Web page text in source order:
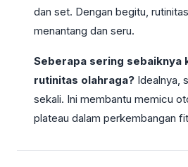
dan set. Dengan begitu,
menantang dan seru.
Seberapa sering sebaiknya
rutinitas olahraga? Idealnya,
sekali. Ini membantu memicu
plateau dalam perkembangan